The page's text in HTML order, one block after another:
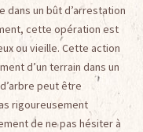
dans un bût d’arrestation
cette opération est
ou vieille. Cette action
d’un terrain dans un
peut être
rigoureusement
de ne pas hésiter à